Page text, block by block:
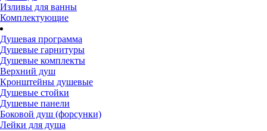
Изливы для ванны
Комплектующие
Душевая программа
Душевые гарнитуры
Душевые комплекты
Верхний душ
Кронштейны душевые
Душевые стойки
Душевые панели
Боковой душ (форсунки)
Лейки для душа